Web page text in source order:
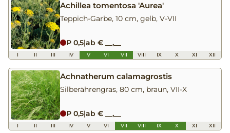
Achillea tomentosa 'Aurea'
Teppich-Garbe, 10 cm, gelb, V-VII
P 0,5|ab € __,__
I II III IV V VI VII VIII IX X XI XII
Achnatherum calamagrostis
Silberährengras, 80 cm, braun, VII-X
P 0,5|ab € __,__
I II III IV V VI VII VIII IX X XI XII